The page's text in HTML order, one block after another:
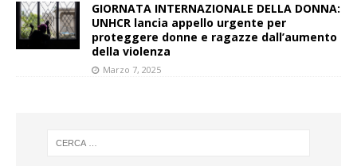
GIORNATA INTERNAZIONALE DELLA DONNA:
UNHCR lancia appello urgente per
proteggere donne e ragazze dall’aumento
della violenza
Marzo 7, 2025